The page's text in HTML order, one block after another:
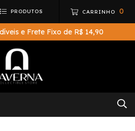
PRODUTOS CARRINHO 0
e Frete Fixo de R$ 14,90